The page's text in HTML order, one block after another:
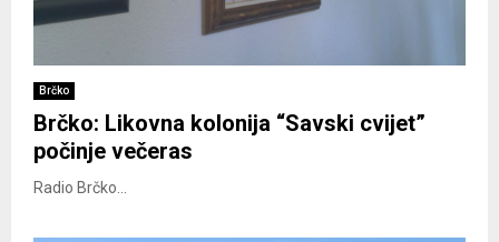
Brčko
Brčko: Likovna kolonija “Savski cvijet”
počinje večeras
Radio Brčko...